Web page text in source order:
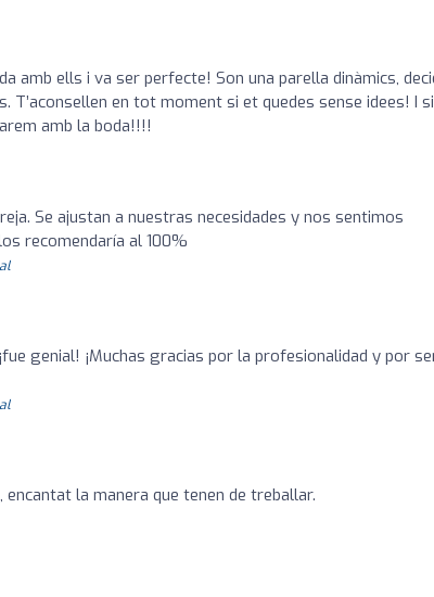
amb ells i va ser perfecte! Son una parella dinàmics,
en tot moment si et quedes sense idees! I
amb la boda!!!!
Se ajustan a nuestras necesidades y nos sentimos
recomendaría al 100%
genial! ¡Muchas gracias por la profesionalidad y por
la manera que tenen de treballar.